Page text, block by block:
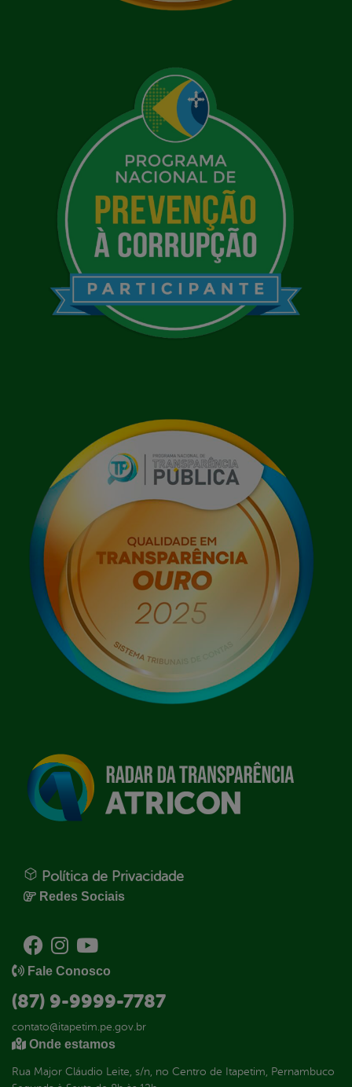
Política de Privacidade
Redes Sociais
Fale Conosco
(87) 9-9999-7787
contato@itapetim.pe.gov.br
Onde estamos
Rua Major Cláudio Leite, s/n, no Centro de Itapetim, Pernambuco